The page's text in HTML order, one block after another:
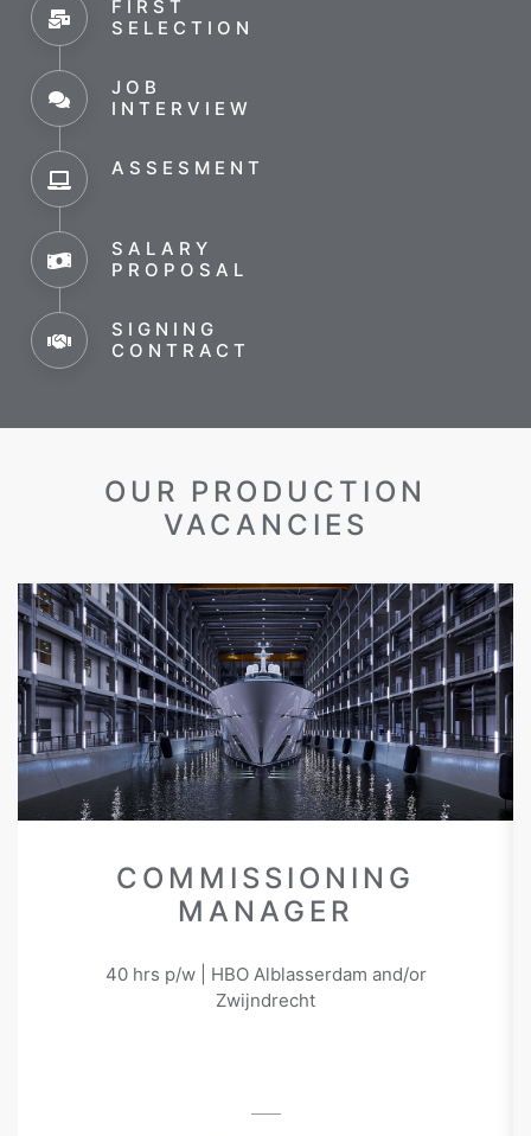
FIRST
SELECTION
JOB
INTERVIEW
ASSESMENT
SALARY
PROPOSAL
SIGNING
CONTRACT
OUR PRODUCTION
VACANCIES
COMMISSIONING
MANAGER
40 hrs p/w | HBO Alblasserdam and/or
Zwijndrecht